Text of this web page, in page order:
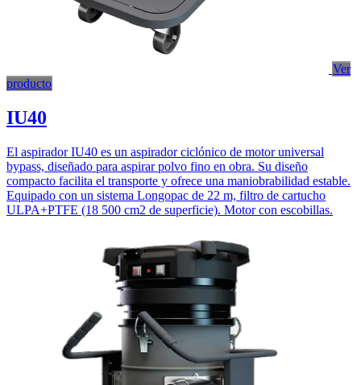
Ver
producto
IU40
El aspirador IU40 es un aspirador ciclónico de motor universal
bypass, diseñado para aspirar polvo fino en obra. Su diseño
compacto facilita el transporte y ofrece una maniobrabilidad estable.
Equipado con un sistema Longopac de 22 m, filtro de cartucho
ULPA+PTFE (18 500 cm2 de superficie). Motor con escobillas.